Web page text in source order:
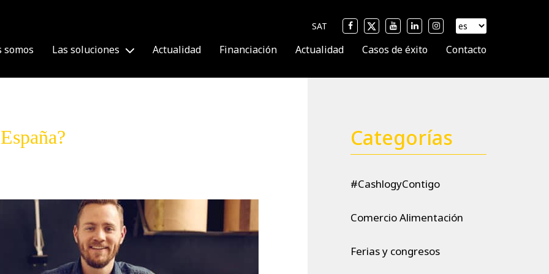
SAT
somos Las soluciones Actualidad Financiación Actualidad Casos de éxito Contacto
Categorías
#CashlogyContigo
Comercio Alimentación
Ferias y congresos